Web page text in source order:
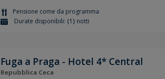
Pensione come da programma
Durate disponibili: {1} notti
Fuga a Praga - Hotel 4* Central
Repubblica Ceca